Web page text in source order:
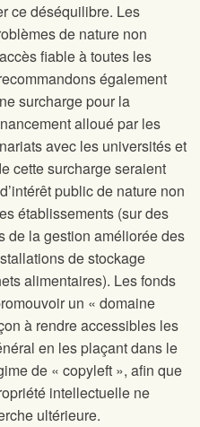
ce déséquilibre. Les
de nature non
fiable à toutes les
également
surcharge pour la
alloué par les
avec les universités et
cette surcharge seraient
public de nature non
établissements (sur des
de la gestion améliorée des
de stockage
alimentaires). Les fonds
un « domaine
à rendre accessibles les
en les plaçant dans le
de « copyleft », afin que
intellectuelle ne
ultérieure.